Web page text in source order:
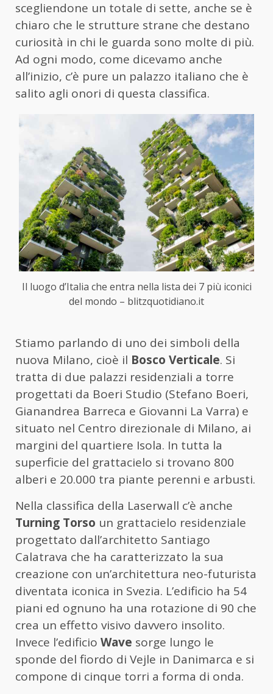
scegliendone un totale di sette, anche se è
chiaro che le strutture strane che destano
curiosità in chi le guarda sono molte di più.
Ad ogni modo, come dicevamo anche
all’inizio, c’è pure un palazzo italiano che è
salito agli onori di questa classifica.
Il luogo d’Italia che entra nella lista dei 7 più iconici
del mondo – blitzquotidiano.it
Stiamo parlando di uno dei simboli della
nuova Milano, cioè il Bosco Verticale. Si
tratta di due palazzi residenziali a torre
progettati da Boeri Studio (Stefano Boeri,
Gianandrea Barreca e Giovanni La Varra) e
situato nel Centro direzionale di Milano, ai
margini del quartiere Isola. In tutta la
superficie del grattacielo si trovano 800
alberi e 20.000 tra piante perenni e arbusti.
Nella classifica della Laserwall c’è anche
Turning Torso un grattacielo residenziale
progettato dall’architetto Santiago
Calatrava che ha caratterizzato la sua
creazione con un’architettura neo-futurista
diventata iconica in Svezia. L’edificio ha 54
piani ed ognuno ha una rotazione di 90 che
crea un effetto visivo davvero insolito.
Invece l’edificio Wave sorge lungo le
sponde del fiordo di Vejle in Danimarca e si
compone di cinque torri a forma di onda.